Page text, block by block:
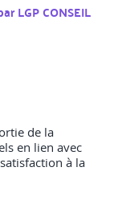
LGP CONSEIL
de la
en lien avec
à la